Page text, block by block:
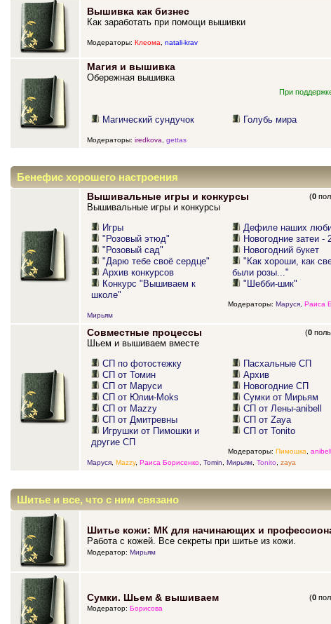
Вышивка как бизнес
Как заработать при помощи вышивки
Модераторы: Клеома, natali-krav
Магия и вышивка
Обережная вышивка
При
Магический сундучок Голубь мира
Модераторы: iredkova gettas
Бенефис хорошего настроения
Вышивальные игры и конкурсы (0
Вышивальные игры и конкурсы
Игры
"Розовый этюд"
"Розовый сад"
"Дарю тебе своё сердце"
Архив конкурсов
Конкурс "Вышиваем к
школе"
Дефиле наших
Новогодние затеи -
Новогодний букет
"Как хороши, как
были розы..."
"Шебби-шик"
Модераторы: Маруся, Раиса
Мирьям
Совместные процессы (0
Шьем и вышиваем вместе
СП по фотостежку
СП от Томин
СП от Маруси
СП от Юлии-Moks
СП от Mazzy
СП от Дмитревны
Игрушки от Пимошки и
другие СП
Пасхальные СП
Архив
Новогодние СП
Сумки от Мирьям
СП от Лены-anibell
СП от Zaya
СП от Tonito
Модераторы: Пимошка anibell
Маруся, Mazzy, Раиса Борисенко, Tomin Мирьям, Tonito zaya
Шитье и все, что с ним связано
Шитье кожи: МК для начинающих и
Работа с кожей. Все секреты при шитье из кожи.
Модератор: Мирьям
Сумки. Шьем & вышиваем (0
Модератор: Борисова